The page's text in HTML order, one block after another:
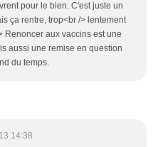
pour le bien. C'est juste un
ça rentre, trop<br /> lentement
Renoncer aux vaccins est une
aussi une remise en question
du temps.
14:38